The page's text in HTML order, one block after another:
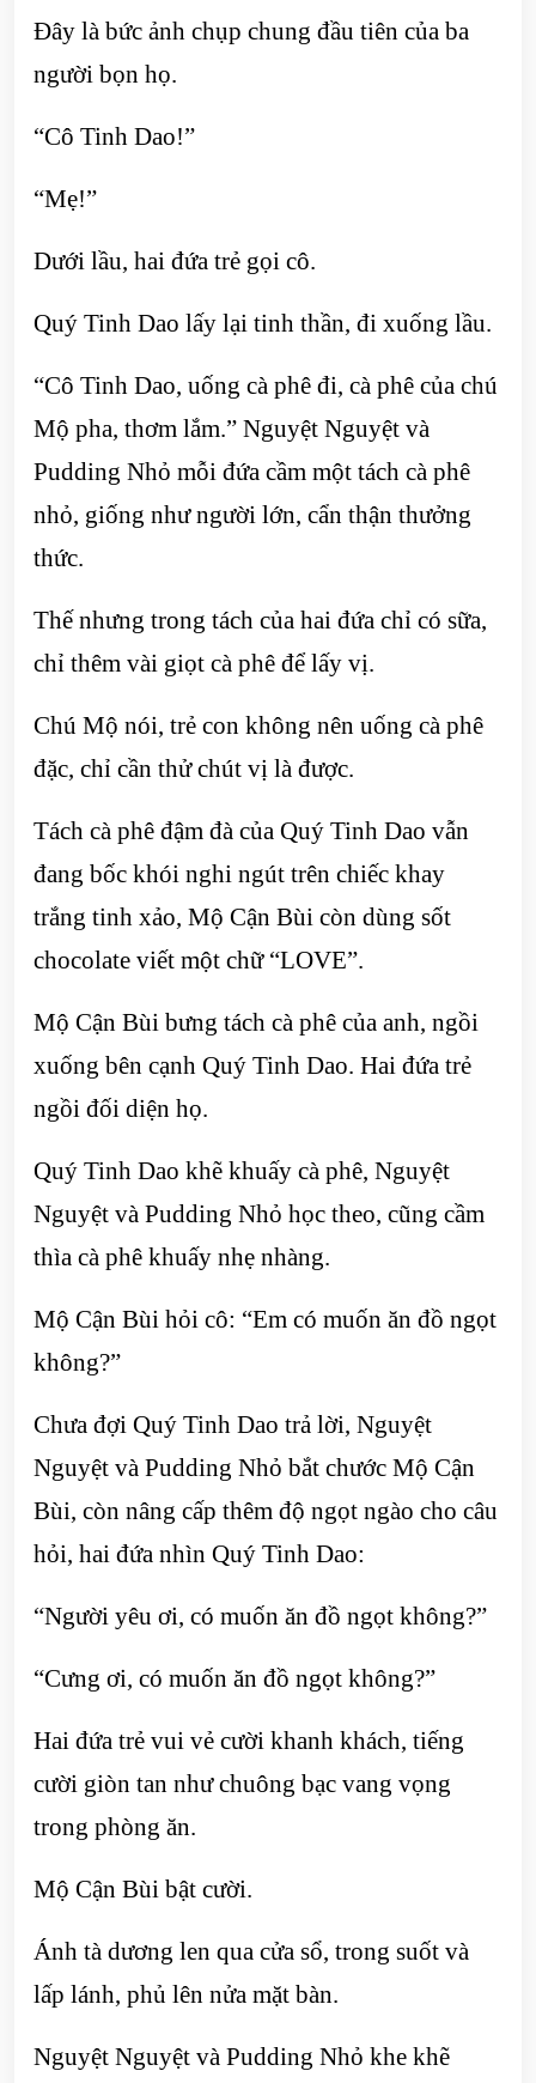
Đây là bức ảnh chụp chung đầu tiên của ba
người bọn họ.
“Cô Tinh Dao!”
“Mẹ!”
Dưới lầu, hai đứa trẻ gọi cô.
Quý Tinh Dao lấy lại tinh thần, đi xuống lầu.
“Cô Tinh Dao, uống cà phê đi, cà phê của chú
Mộ pha, thơm lắm.” Nguyệt Nguyệt và
Pudding Nhỏ mỗi đứa cầm một tách cà phê
nhỏ, giống như người lớn, cẩn thận thưởng
thức.
Thế nhưng trong tách của hai đứa chỉ có sữa,
chỉ thêm vài giọt cà phê để lấy vị.
Chú Mộ nói, trẻ con không nên uống cà phê
đặc, chỉ cần thử chút vị là được.
Tách cà phê đậm đà của Quý Tinh Dao vẫn
đang bốc khói nghi ngút trên chiếc khay
trắng tinh xảo, Mộ Cận Bùi còn dùng sốt
chocolate viết một chữ “LOVE”.
Mộ Cận Bùi bưng tách cà phê của anh, ngồi
xuống bên cạnh Quý Tinh Dao. Hai đứa trẻ
ngồi đối diện họ.
Quý Tinh Dao khẽ khuấy cà phê, Nguyệt
Nguyệt và Pudding Nhỏ học theo, cũng cầm
thìa cà phê khuấy nhẹ nhàng.
Mộ Cận Bùi hỏi cô: “Em có muốn ăn đồ ngọt
không?”
Chưa đợi Quý Tinh Dao trả lời, Nguyệt
Nguyệt và Pudding Nhỏ bắt chước Mộ Cận
Bùi, còn nâng cấp thêm độ ngọt ngào cho câu
hỏi, hai đứa nhìn Quý Tinh Dao:
“Người yêu ơi, có muốn ăn đồ ngọt không?”
“Cưng ơi, có muốn ăn đồ ngọt không?”
Hai đứa trẻ vui vẻ cười khanh khách, tiếng
cười giòn tan như chuông bạc vang vọng
trong phòng ăn.
Mộ Cận Bùi bật cười.
Ánh tà dương len qua cửa sổ, trong suốt và
lấp lánh, phủ lên nửa mặt bàn.
Nguyệt Nguyệt và Pudding Nhỏ khe khẽ